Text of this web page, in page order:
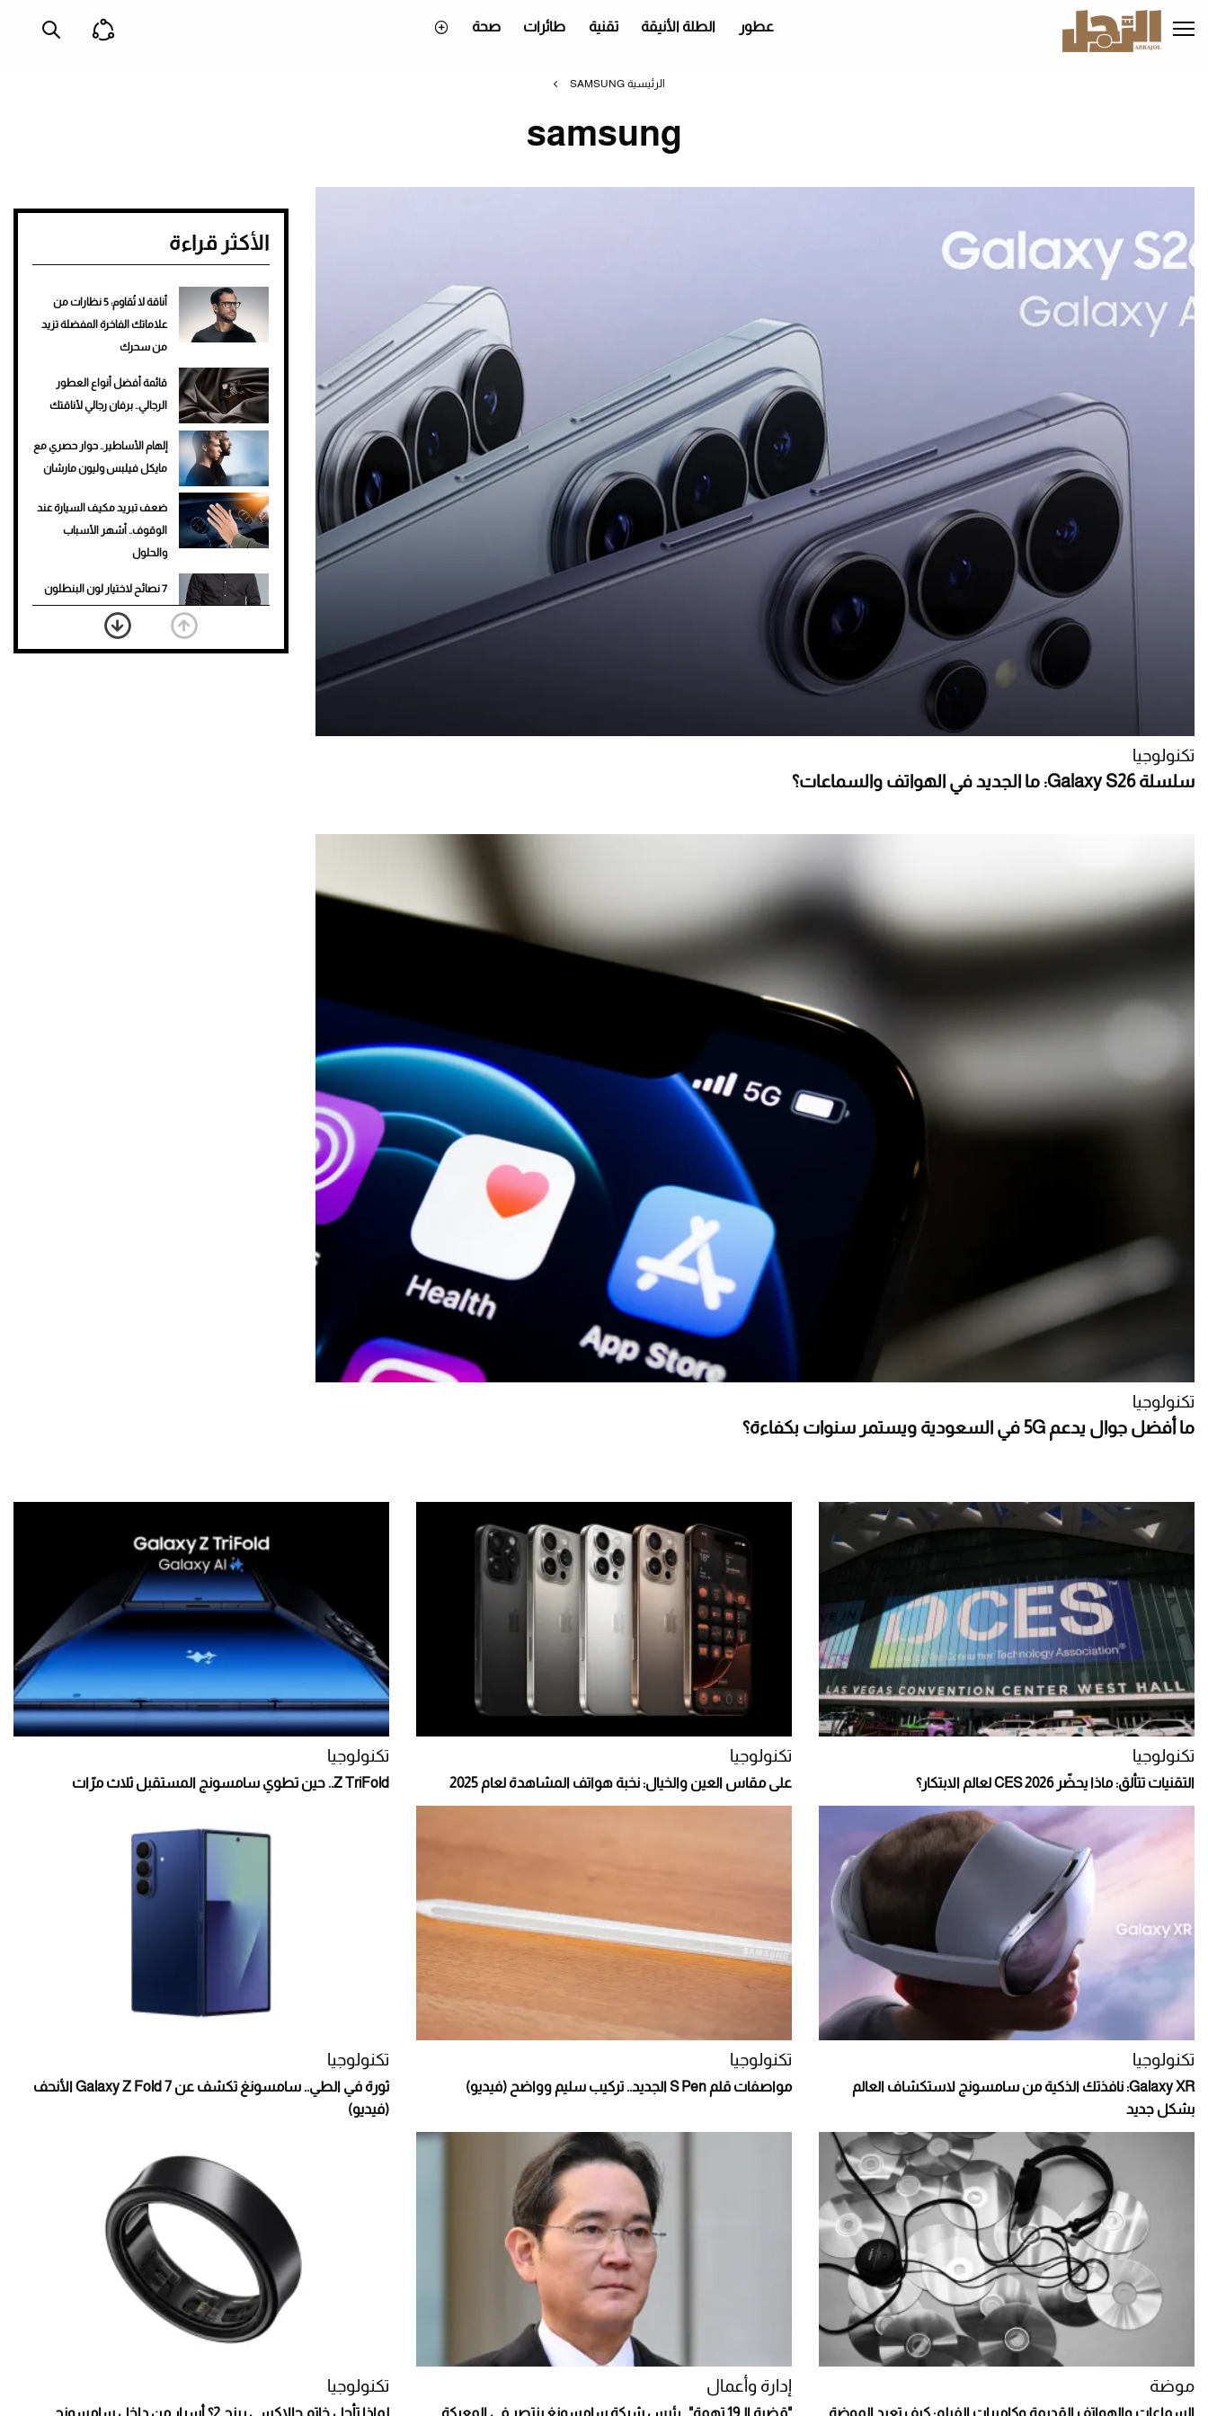
إلى
المحتوى
عطور الطلة الأنيقة تقنية طائرات صحة
الرئيسية SAMSUNG
samsung
تكنولوجيا
سلسلة Galaxy S26: ما الجديد في الهواتف والسماعات؟
تكنولوجيا
ما أفضل جوال يدعم 5G في السعودية ويستمر سنوات بكفاءة؟
الأكثر قراءة
أناقة لا تُقاوم: 5 نظارات من
علاماتك الفاخرة المفضلة تزيد
من سحرك
قائمة أفضل أنواع العطور
الرجالي.. برفان رجالي لأناقتك
إلهام الأساطير.. حوار حصري مع
مايكل فيلبس وليون مارشان
ضعف تبريد مكيف السيارة عند
الوقوف.. أشهر الأسباب
والحلول
7 نصائح لاختيار لون البنطلون
المناسب للقميص الأسود
نرى المستقبل من خلال
تكنولوجيا
التقنيات تتألق: ماذا يحضّر CES 2026 لعالم الابتكار؟
تكنولوجيا
على مقاس العين والخيال: نخبة هواتف المشاهدة لعام 2025
تكنولوجيا
Z TriFold.. حين تطوي سامسونج المستقبل ثلاث مرّات
تكنولوجيا
Galaxy XR: نافذتك الذكية من سامسونج لاستكشاف العالم
بشكل جديد
تكنولوجيا
مواصفات قلم S Pen الجديد.. تركيب سليم وواضح (فيديو)
تكنولوجيا
ثورة في الطي.. سامسونغ تكشف عن Galaxy Z Fold 7 الأنحف
(فيديو)
موضة إدارة وأعمال تكنولوجيا